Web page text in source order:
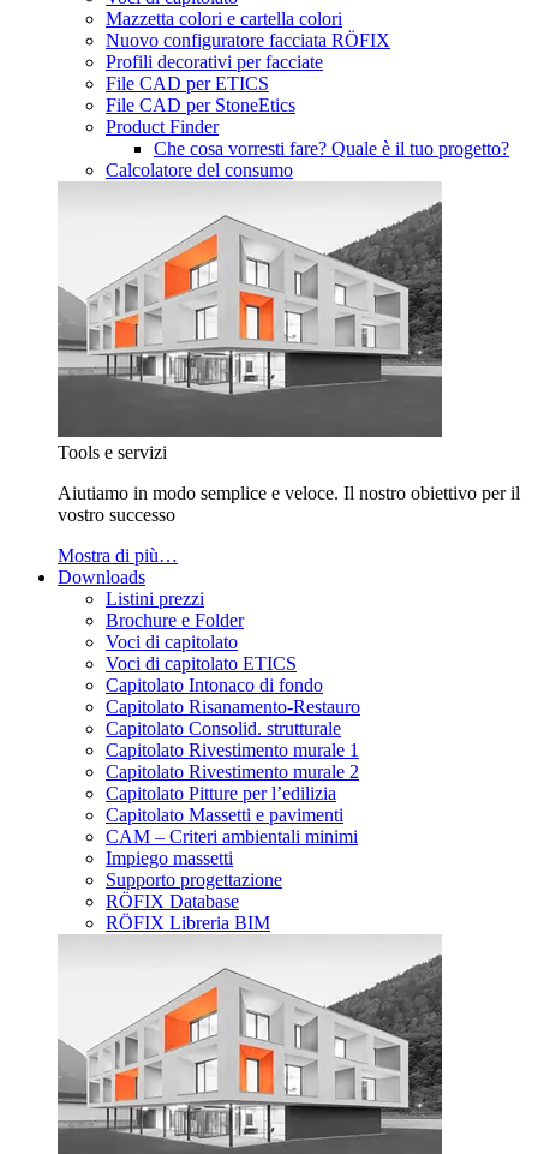
Mazzetta colori e cartella colori
Nuovo configuratore facciata RÖFIX
Profili decorativi per facciate
File CAD per ETICS
File CAD per StoneEtics
Product Finder
Che cosa vorresti fare? Quale è il tuo progetto?
Calcolatore del consumo
Tools e servizi
Aiutiamo in modo semplice e veloce. Il nostro obiettivo per il
vostro successo
Mostra di più…
Downloads
Listini prezzi
Brochure e Folder
Voci di capitolato
Voci di capitolato ETICS
Capitolato Intonaco di fondo
Capitolato Risanamento-Restauro
Capitolato Consolid. strutturale
Capitolato Rivestimento murale 1
Capitolato Rivestimento murale 2
Capitolato Pitture per l’edilizia
Capitolato Massetti e pavimenti
CAM – Criteri ambientali minimi
Impiego massetti
Supporto progettazione
RÖFIX Database
RÖFIX Libreria BIM